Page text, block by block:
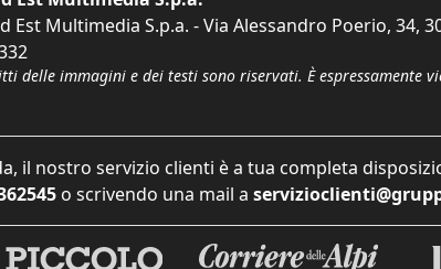
Est Multimedia S.p.a. - Via Alessandro Poerio, 34,
delle immagini e dei testi sono riservati. È espressamente
il nostro servizio clienti è a tua completa
o scrivendo una mail a